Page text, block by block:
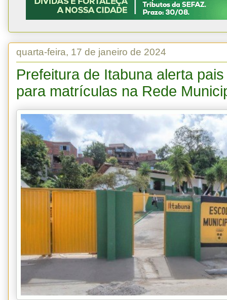
quarta-feira, 17 de janeiro de 2024
Prefeitura de Itabuna alerta
para matrículas na Rede